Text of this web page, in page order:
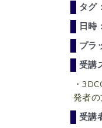
タグ：
日時：
プラ
受講
・
発者
受講